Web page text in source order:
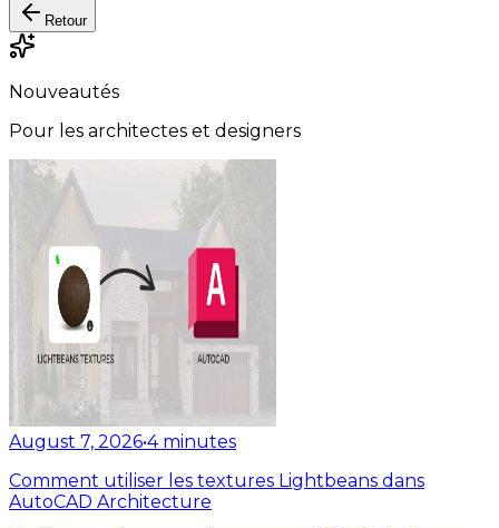
Retour
Nouveautés
Pour les architectes et designers
August 7, 2026•4 minutes
Comment utiliser les textures Lightbeans dans
AutoCAD Architecture